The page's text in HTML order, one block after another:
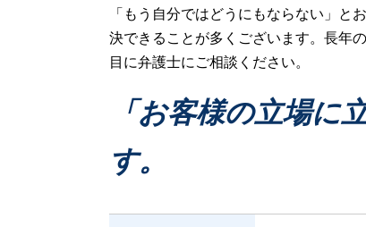
小樽市 相続問題
遺産分割協議書 作成
遺産 もめる原因
遺産 相続財産 違い
遺産 種類
遺産 株 相続
連帯保証 弁済
任意整理 弁護士
交通事故 慰謝料
交通事故 物損事故
民事事件 確定
民事再生手続き
「もう自分ではどうにもならない」
決できることが多くございます。長年
目に弁護士にご相談ください。
「お客様の立場に
す。